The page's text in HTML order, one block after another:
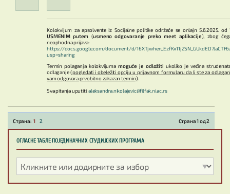
Kolokvijum za apsolvente iz Socijalne politike održaće se onlajn 5.6.2025. od
USMENIM putem (usmeno odgovaranje preko meet aplikacije), zbog
neophodna prijava:
https://docs.google.com/document/d/
usp=sharing
Termin polaganja kolokvijumamoguće je odložiti ukoliko je većina
odlaganje (pogledati i obeležiti opciju u prijavnom formularu da li ste za
vam odgovara prvobitno zakazan termin)
Sva pitanja uputiti:aleksandra.nikolajevic@filfak.ni.ac.rs
1 2 Страна 1 од 2
ОГЛАСНЕ ТАБЛЕ ПОЈЕДИНАЧНИХ СТУДИЈСКИХ ПРОГРАМА